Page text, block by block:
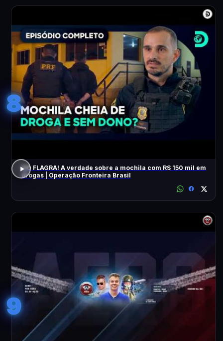
8
NO FLAGRA! A verdade sobre a mochila com R$ 150 mil em
drogas | Operação Fronteira Brasil
9